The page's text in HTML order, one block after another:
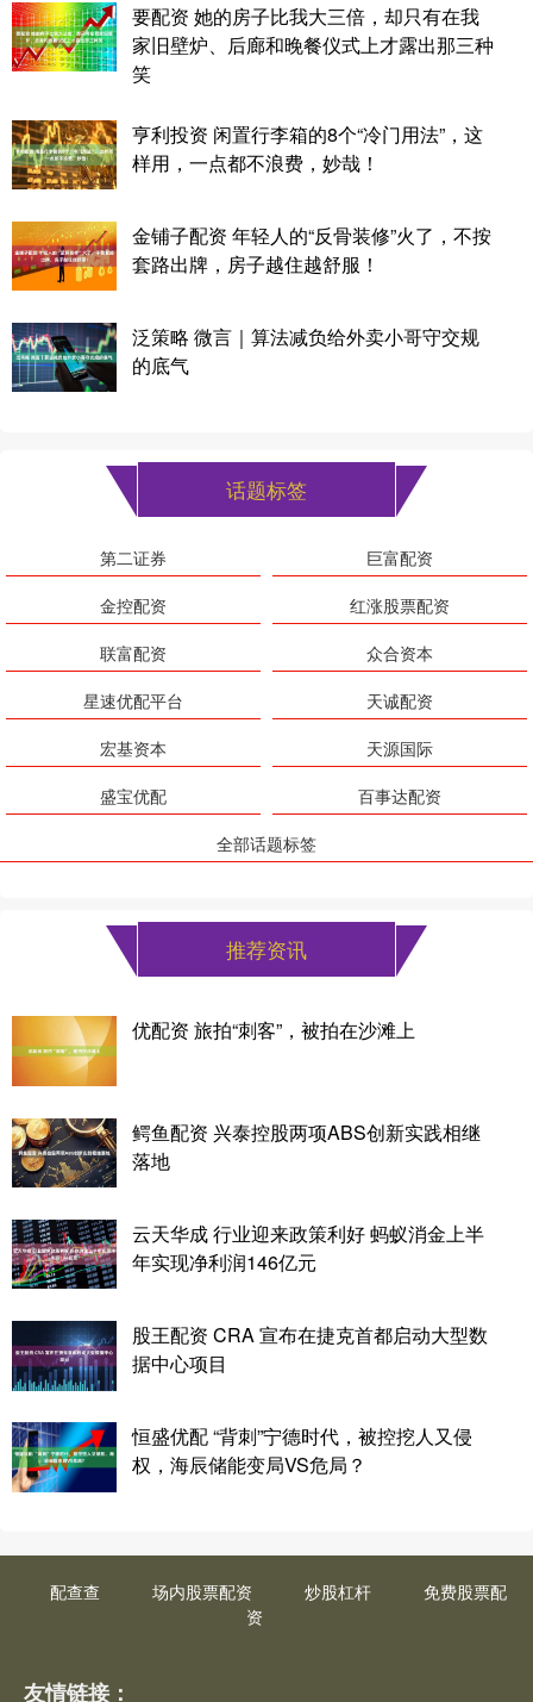
要配资 她的房子比我大三倍，却只有在我
家旧壁炉、后廊和晚餐仪式上才露出那三种
笑
亨利投资 闲置行李箱的8个“冷门用法”，这
样用，一点都不浪费，妙哉！
金铺子配资 年轻人的“反骨装修”火了，不按
套路出牌，房子越住越舒服！
泛策略 微言｜算法减负给外卖小哥守交规
的底气
话题标签
第二证券
巨富配资
金控配资
红涨股票配资
联富配资
众合资本
星速优配平台
天诚配资
宏基资本
天源国际
盛宝优配
百事达配资
全部话题标签
推荐资讯
优配资 旅拍“刺客”，被拍在沙滩上
鳄鱼配资 兴泰控股两项ABS创新实践相继
落地
云天华成 行业迎来政策利好 蚂蚁消金上半
年实现净利润146亿元
股王配资 CRA 宣布在捷克首都启动大型数
据中心项目
恒盛优配 “背刺”宁德时代，被控挖人又侵
权，海辰储能变局VS危局？
配查查 场内股票配资 炒股杠杆
免费股票配
资
友情链接：